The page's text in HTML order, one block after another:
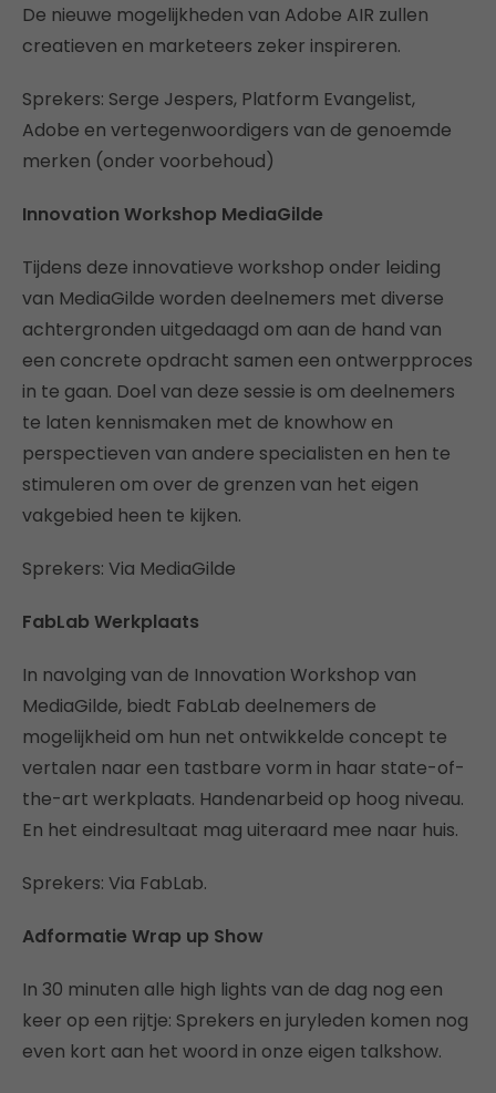
De nieuwe mogelijkheden van Adobe AIR zullen
creatieven en marketeers zeker inspireren.
Sprekers: Serge Jespers, Platform Evangelist,
Adobe en vertegenwoordigers van de genoemde
merken (onder voorbehoud)
Innovation Workshop MediaGilde
Tijdens deze innovatieve workshop onder leiding
van MediaGilde worden deelnemers met diverse
achtergronden uitgedaagd om aan de hand van
een concrete opdracht samen een ontwerpproces
in te gaan. Doel van deze sessie is om deelnemers
te laten kennismaken met de knowhow en
perspectieven van andere specialisten en hen te
stimuleren om over de grenzen van het eigen
vakgebied heen te kijken.
Sprekers: Via MediaGilde
FabLab Werkplaats
In navolging van de Innovation Workshop van
MediaGilde, biedt FabLab deelnemers de
mogelijkheid om hun net ontwikkelde concept te
vertalen naar een tastbare vorm in haar state-of-
the-art werkplaats. Handenarbeid op hoog niveau.
En het eindresultaat mag uiteraard mee naar huis.
Sprekers: Via FabLab.
Adformatie Wrap up Show
In 30 minuten alle high lights van de dag nog een
keer op een rijtje: Sprekers en juryleden komen nog
even kort aan het woord in onze eigen talkshow.